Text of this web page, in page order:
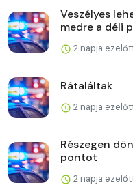
Veszélyes
medre a déli
2 napja
Rátaláltak
2 napja
Részegen
pontot
2 napja